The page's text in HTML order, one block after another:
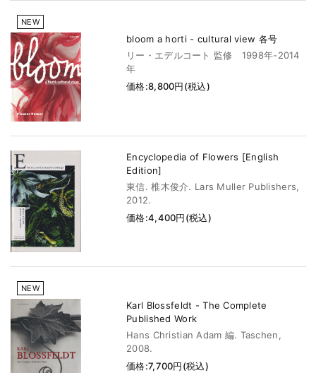
NEW
bloom a horti - cultural view 各号
リー・エデルコート 監修 1998年-2014
年
価格:8,800円(税込)
Encyclopedia of Flowers [English
Edition]
東信. 椎木俊介. Lars Muller Publishers,
2012.
価格:4,400円(税込)
NEW
Karl Blossfeldt - The Complete
Published Work
Hans Christian Adam 編. Taschen,
2008.
価格:7,700円(税込)